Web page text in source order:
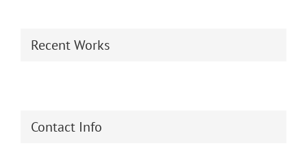
Recent Works
Contact Info